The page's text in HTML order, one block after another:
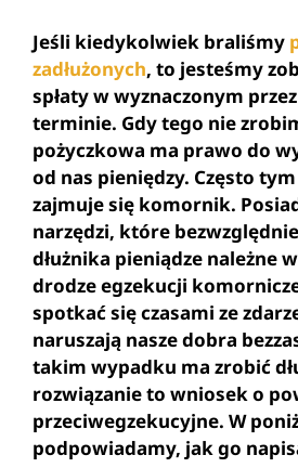
Jeśli kiedykolwiek braliśmy
zadłużonych, to jesteśmy
spłaty w wyznaczonym
terminie. Gdy tego nie
pożyczkowa ma prawo do
od nas pieniędzy. Często
zajmuje się komornik.
narzędzi, które
dłużnika pieniądze należne
drodze egzekucji
spotkać się czasami ze
naruszają nasze dobra
takim wypadku ma zrobić
rozwiązanie to wniosek o
przeciwegzekucyjne. W
podpowiadamy, jak go